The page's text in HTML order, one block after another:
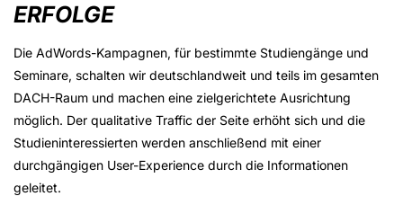
ERFOLGE
Die AdWords-Kampagnen, für bestimmte Studiengänge und
Seminare, schalten wir deutschlandweit und teils im gesamten
DACH-Raum und machen eine zielgerichtete Ausrichtung
möglich. Der qualitative Traffic der Seite erhöht sich und die
Studieninteressierten werden anschließend mit einer
durchgängigen User-Experience durch die Informationen
geleitet.